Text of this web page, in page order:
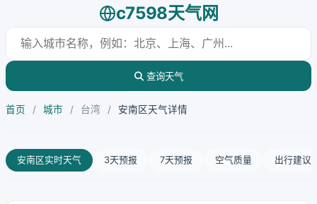
c7598天气网
查询天气
首页 / 城市 / 台湾 / 安南区天气详情
安南区实时天气 3天预报 7天预报 空气质量 出行建议